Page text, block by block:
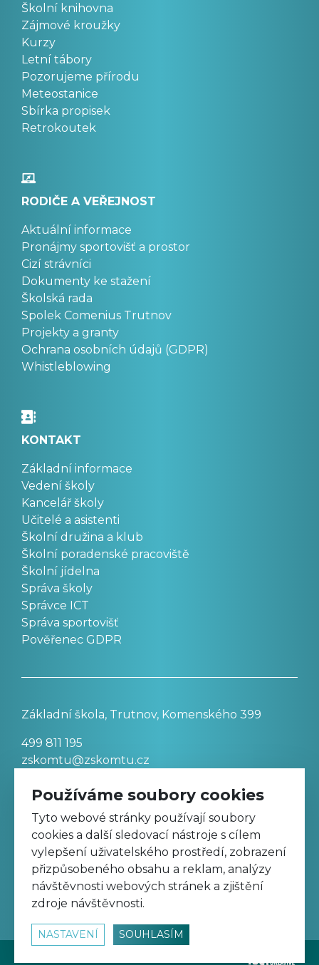
Školní knihovna
Zájmové kroužky
Kurzy
Letní tábory
Pozorujeme přírodu
Meteostanice
Sbírka propisek
Retrokoutek
RODIČE A VEŘEJNOST
Aktuální informace
Pronájmy sportovišť a prostor
Cizí strávníci
Dokumenty ke stažení
Školská rada
Spolek Comenius Trutnov
Projekty a granty
Ochrana osobních údajů (GDPR)
Whistleblowing
KONTAKT
Základní informace
Vedení školy
Kancelář školy
Učitelé a asistenti
Školní družina a klub
Školní poradenské pracoviště
Školní jídelna
Správa školy
Správce ICT
Správa sportovišť
Pověřenec GDPR
Základní škola, Trutnov, Komenského 399
499 811 195
zskomtu@zskomtu.cz
Prohlášení o přístupnosti stránek
Nastavení cookies
Sledujte nás na Facebooku
Používáme soubory cookies
Tyto webové stránky používají soubory
cookies a další sledovací nástroje s cílem
vylepšení uživatelského prostředí, zobrazení
přizpůsobeného obsahu a reklam, analýzy
návštěvnosti webových stránek a zjištění
zdroje návštěvnosti.
NASTAVENÍ SOUHLASÍM